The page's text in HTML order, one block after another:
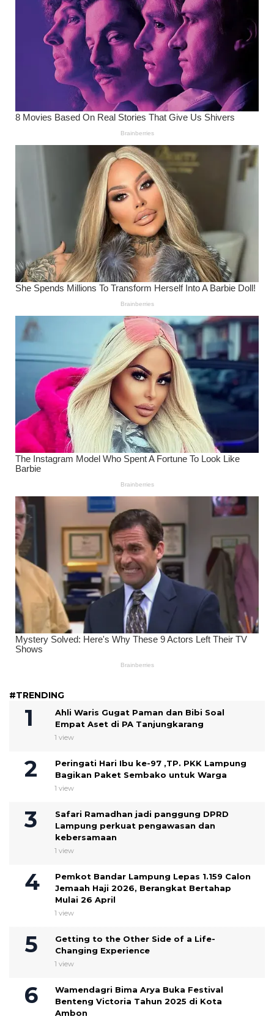
#TRENDING
Ahli Waris Gugat Paman dan Bibi Soal
Empat Aset di PA Tanjungkarang
1 view
Peringati Hari Ibu ke-97 ,TP. PKK Lampung
Bagikan Paket Sembako untuk Warga
1 view
Safari Ramadhan jadi panggung DPRD
Lampung perkuat pengawasan dan
kebersamaan
1 view
Pemkot Bandar Lampung Lepas 1.159 Calon
Jemaah Haji 2026, Berangkat Bertahap
Mulai 26 April
1 view
Getting to the Other Side of a Life-
Changing Experience
1 view
Wamendagri Bima Arya Buka Festival
Benteng Victoria Tahun 2025 di Kota
Ambon